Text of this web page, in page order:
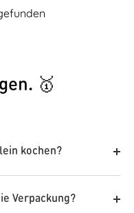
🥇
kochen?
in der Küche.
Note. Lass
Verpackung?